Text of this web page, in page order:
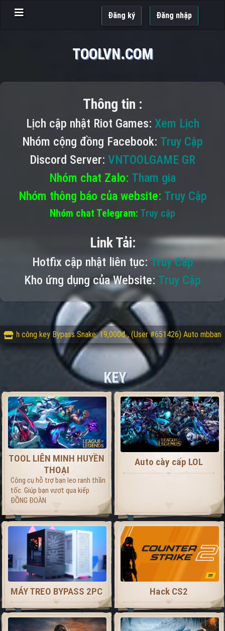
Đăng ký Đăng nhập
TOOLVN.COM
Thông tin :
Lịch cập nhật Riot Games: Xem Lịch
Nhóm cộng đồng Facebook: Truy Cập
Discord Server: VNTOOLGAME GR
Nhóm chat Zalo: Tham gia
Nhóm thông báo của website: Truy Cập
Nhóm chat Telegram: Truy cập
Link Tải:
Hotfix cập nhật liên tục: Truy Cập
Kho ứng dụng của Website: Truy Cập
key Bypass Snake: 19,000đ , (User #651426) Auto mbbank:
KEY
TOOL LIÊN MINH HUYỀN
THOẠI
Công cụ hỗ trợ bạn leo ranh thần
tốc. Giúp bạn vượt qua kiếp
ĐỒNG ĐOÀN
Auto cày cấp LOL
MÁY TREO BYPASS 2PC Hack CS2